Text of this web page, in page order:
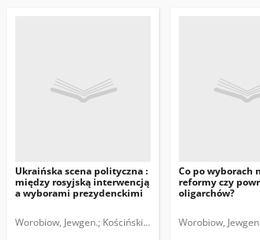
Ukraińska scena polityczna :
między rosyjską interwencją
a wyborami prezydenckimi
Worobiow, Jewgen. Kościński, Piotr.
Co po wyborach
reformy czy
oligarchów?
Worobiow, Jewgen.